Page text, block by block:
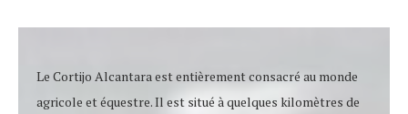
Le Cortijo Alcantara est entièrement consacré au monde
agricole et équestre. Il est situé à quelques kilomètres de